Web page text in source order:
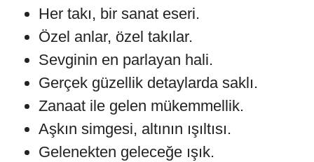
Her takı, bir sanat eseri.
Özel anlar, özel takılar.
Sevginin en parlayan hali.
Gerçek güzellik detaylarda saklı.
Zanaat ile gelen mükemmellik.
Aşkın simgesi, altının ışıltısı.
Gelenekten geleceğe ışık.